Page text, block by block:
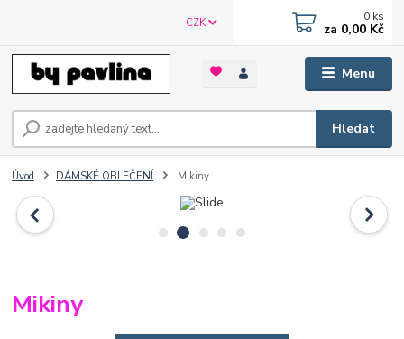
Menu
CZK
Hledat
0 ks
za 0,00 Kč
Úvod DÁMSKÉ OBLEČENÍ Mikiny
Mikiny